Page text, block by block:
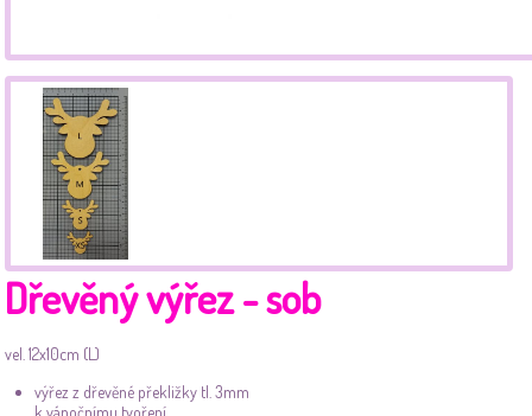
Dřevěný výřez - sob
vel. 12x10cm (L)
výřez z dřevěné překližky tl. 3mm
k vánočnímu tvoření